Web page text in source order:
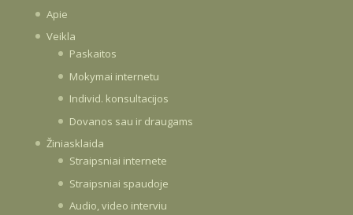
Apie
Veikla
Paskaitos
Mokymai internetu
Individ. konsultacijos
Dovanos sau ir draugams
Žiniasklaida
Straipsniai internete
Straipsniai spaudoje
Audio, video interviu